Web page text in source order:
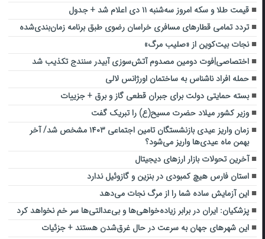
قیمت طلا و سکه امروز سه‌شنبه ۱۱ دی اعلام شد + جدول
تردد تمامی قطارهای مسافری خراسان رضوی طبق برنامه زمان‌بندی‌شده
نجات بیت‌کوین از «صلیب مرگ»
اختصاصی|فوت دومین مصدوم آتش‌سوزی آبیدر سنندج تکذیب شد
حمله افراد ناشناس به ساختمان اورژانس لالی
بسته حمایتی دولت برای جبران قطعی گاز و برق + جزییات
وزیر کشور میلاد حضرت مسیح(ع) را تبریک گفت
زمان واریز عیدی بازنشستگان تامین اجتماعی ۱۴۰۳ مشخص شد/ آخر
بهمن ماه عیدی‌ها واریز می‌شود؟
آخرین تحولات بازار ارزهای دیجیتال
استان فارس هیچ کمبودی در بنزین و گازوئیل ندارد
این آزمایش ساده شما را از مرگ نجات می‌دهد
پزشکیان: ایران در برابر زیاده‌خواهی‌ها و بی‌عدالتی‌ها سر خم نخواهد کرد
این شهرهای جهان به سرعت در حال غرق‌شدن هستند + جزئیات